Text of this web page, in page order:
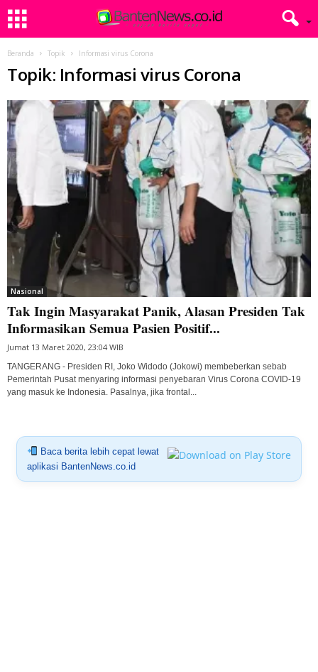
Beranda Topik Informasi virus Corona
Topik: Informasi virus Corona
Nasional
Tak Ingin Masyarakat Panik, Alasan Presiden Tak
Informasikan Semua Pasien Positif...
Jumat 13 Maret 2020, 23:04 WIB
TANGERANG - Presiden RI, Joko Widodo (Jokowi) membeberkan sebab
Pemerintah Pusat menyaring informasi penyebaran Virus Corona COVID-19
yang masuk ke Indonesia. Pasalnya, jika frontal...
Baca berita lebih cepat lewat
aplikasi BantenNews.co.id